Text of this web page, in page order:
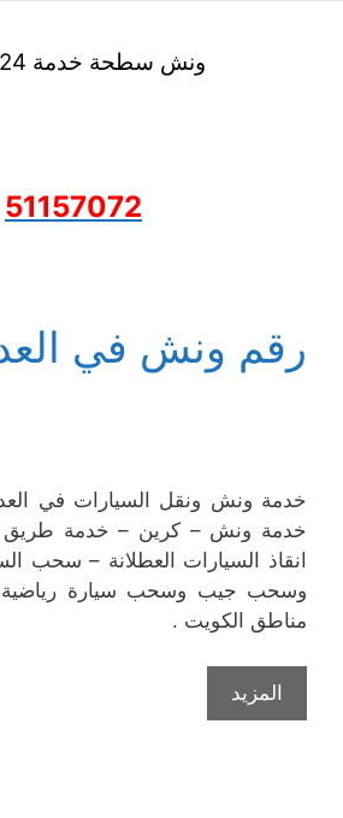
ونش سطحة خدمة 24 ساعة
51157072
رقم ونش في
خدمة ونش ونقل السيارات في
خدمة ونش – كرين – خدمة طريق
انقاذ السيارات العطلانة – سحب
وسحب جيب وسحب سيارة رياضية
مناطق الكويت .
المزيد